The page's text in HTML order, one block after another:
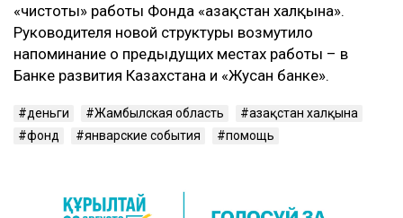
«чистоты» работы Фонда «Қазақстан халқына».
Руководителя новой структуры возмутило
напоминание о предыдущих местах работы – в
Банке развития Казахстана и «Жусан банке».
деньги Жамбылская область
Қазақстан халқына
фонд
январские события помощь